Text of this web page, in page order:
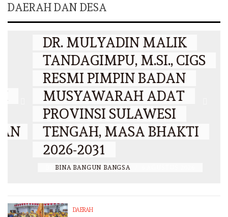
DAERAH DAN DESA
DAERAH
DR. MULYADIN MALIK
TANDAGIMPU, M.SI., CIGS
RESMI PIMPIN BADAN
MUSYAWARAH ADAT
PROVINSI SULAWESI
TENGAH, MASA BHAKTI
2026-2031
BINA BANGUN BANGSA / 6 AGUSTUS 2026
DAERAH